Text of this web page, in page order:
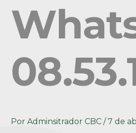
Por Adminsitrador CBC / 7 de